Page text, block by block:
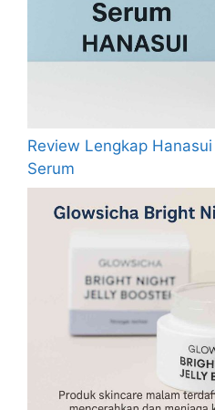
Review Lengkap
Serum